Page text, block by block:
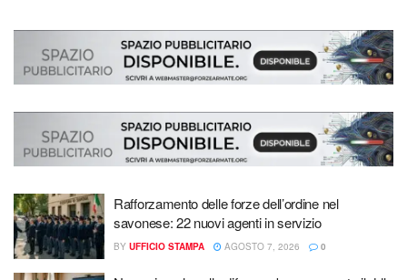
Rafforzamento delle forze dell’ordine nel
savonese: 22 nuovi agenti in servizio
BY UFFICIO STAMPA AGOSTO 7, 2026 0